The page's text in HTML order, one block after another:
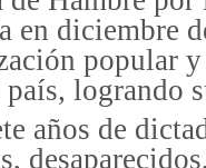
en diciembre
popular y
logrando
años de